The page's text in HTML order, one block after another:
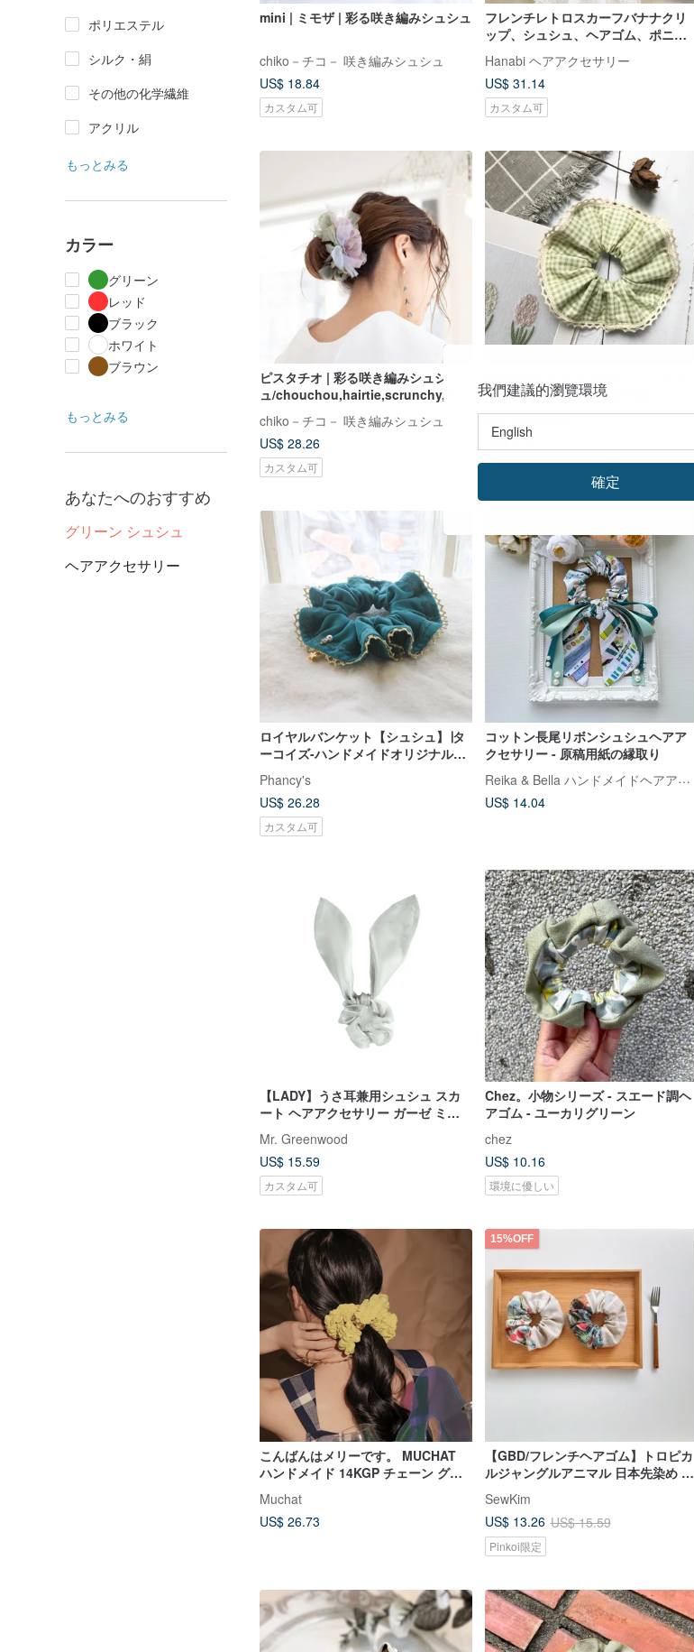
ポリエステル
シルク・絹
その他の化学繊維
アクリル
もっとみる
カラー
グリーン
レッド
ブラック
ホワイト
ブラウン
もっとみる
あなたへのおすすめ
グリーン シュシュ
ヘアアクセサリー
mini | ミモザ | 彩る咲き編みシュシュ
chiko－チコ－ 咲き編みシュシュ
US$ 18.84
カスタム可
フレンチレトロスカーフバナナクリ
ップ、シュシュ、ヘアゴム、ポニー
テールクリップ、ヘアピン、バレッ
タ、ヘアコーム
Hanabi ヘアアクセサリー
US$ 31.14
カスタム可
ピスタチオ | 彩る咲き編みシュシ
ュ/chouchou,hairtie,scrunchy,手工
chiko－チコ－ 咲き編みシュシュ
US$ 28.26
カスタム可
ュ。日本のグリーンの格子縞
WIJ Handmade
US$ 8.82
Pinkoi限定
ロイヤルバンケット【シュシュ】∣タ
ーコイズ-ハンドメイドオリジナルロ
リータ
Phancy's
US$ 26.28
カスタム可
コットン長尾リボンシュシュヘアア
クセサリー - 原稿用紙の縁取り
Reika & Bella ハンドメイドヘアアクセサリー
US$ 14.04
【LADY】うさ耳兼用シュシュ スカ
ート ヘアアクセサリー ガーゼ ミン
トグリーン
Mr. Greenwood
US$ 15.59
カスタム可
Chez。小物シリーズ - スエード調ヘ
アゴム - ユーカリグリーン
chez
US$ 10.16
環境に優しい
こんばんはメリーです。 MUCHAT
ハンドメイド 14KGP チェーン グラ
Muchat
US$ 26.73
15%OFF
【GBD/フレンチヘアゴム】トロピカ
ルジャングルアニマル 日本先染め フ
SewKim
US$ 13.26 US$ 15.59
Pinkoi限定
我們建議的瀏覽環境
確定